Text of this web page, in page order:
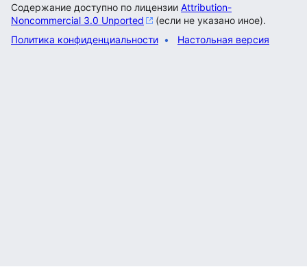
Содержание доступно по лицензии Attribution-
Noncommercial 3.0 Unported
(если не указано иное).
Политика конфиденциальности
Настольная версия